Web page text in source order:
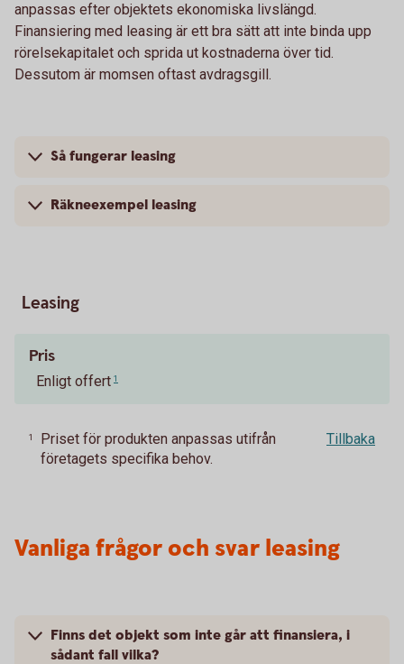
anpassas efter objektets ekonomiska livslängd.
Finansiering med leasing är ett bra sätt att inte binda upp
rörelsekapitalet och sprida ut kostnaderna över tid.
Dessutom är momsen oftast avdragsgill.
Så fungerar leasing
Räkneexempel leasing
Leasing
Pris
Enligt offert 1
1
Priset för produkten anpassas utifrån
företagets specifika behov.
Tillbaka
Vanliga frågor och svar leasing
Finns det objekt som inte går att finansiera, i
sådant fall vilka?